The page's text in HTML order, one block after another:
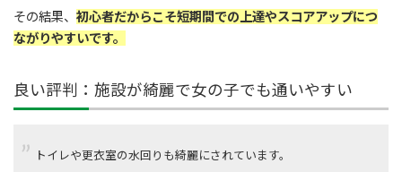
その結果、 初心者だからこそ短期間での上達やスコアアップにつ
ながりやすいです。
良い評判：施設が綺麗で女の子でも通いやすい
トイレや更衣室の水回りも綺麗にされています。